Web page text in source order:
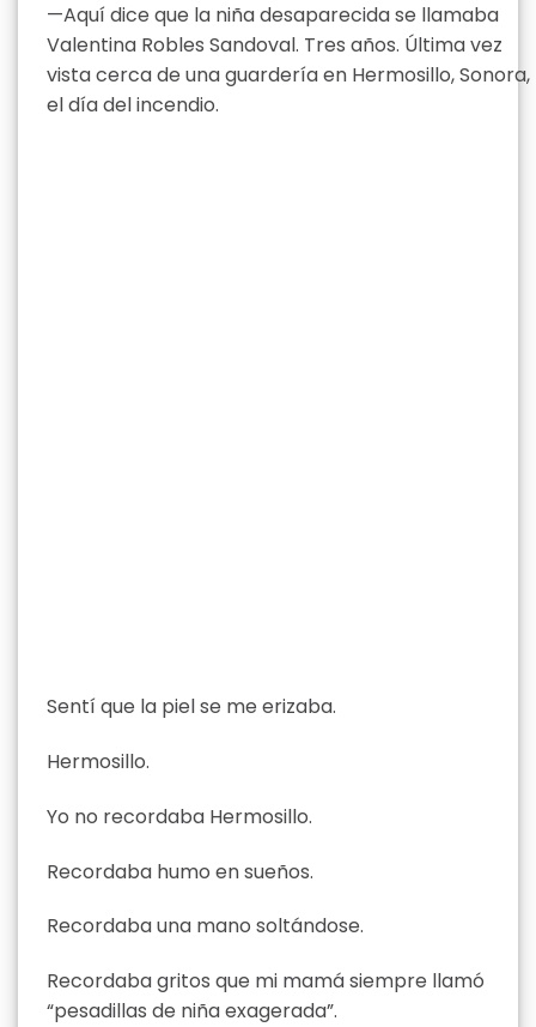
—Aquí dice que la niña desaparecida se llamaba
Valentina Robles Sandoval. Tres años. Última vez
vista cerca de una guardería en Hermosillo, Sonora,
el día del incendio.
Sentí que la piel se me erizaba.
Hermosillo.
Yo no recordaba Hermosillo.
Recordaba humo en sueños.
Recordaba una mano soltándose.
Recordaba gritos que mi mamá siempre llamó
“pesadillas de niña exagerada”.